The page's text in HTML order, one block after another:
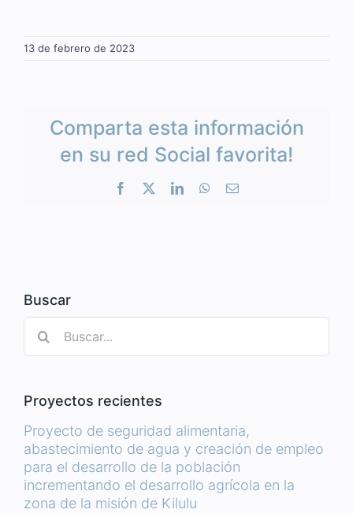
13 de febrero de 2023
Comparta esta información
en su red Social favorita!
Facebook LinkedInWhatsApp
Correo
Buscar
Proyectos recientes
Proyecto de seguridad alimentaria,
abastecimiento de agua y creación de empleo
para el desarrollo de la población
incrementando el desarrollo agrícola en la
zona de la misión de Kilulu